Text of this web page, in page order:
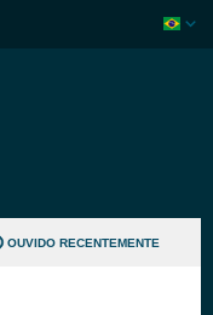
OUVIDO RECENTEMENTE